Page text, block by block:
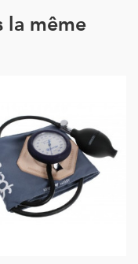
la même